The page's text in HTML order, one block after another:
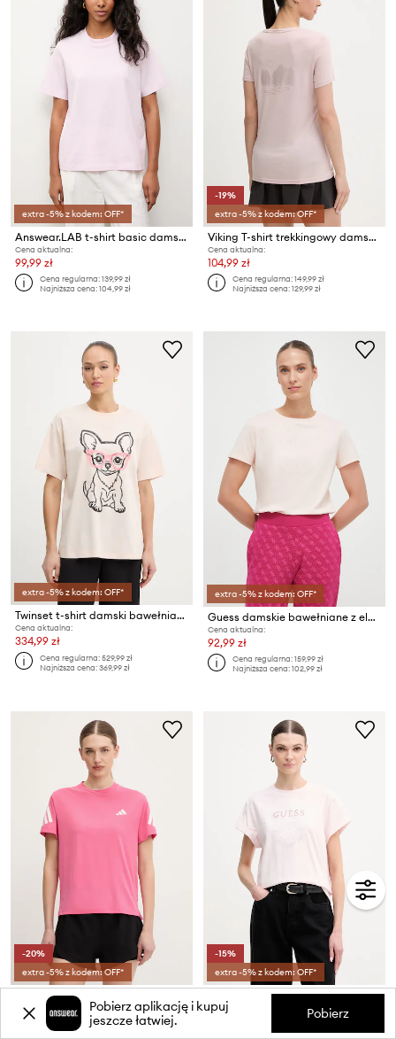
extra -5% z kodem: OFF*
Answear.LAB t-shirt basic damski bawełniany
Cena aktualna:
99,99 zł
Cena regularna:139,99 zł
Najniższa cena:104,99 zł
-19%
extra -5% z kodem: OFF*
Viking T-shirt trekkingowy damski Morain
Cena aktualna:
104,99 zł
Cena regularna:149,99 zł
Najniższa cena:129,99 zł
extra -5% z kodem: OFF*
Twinset t-shirt damski bawełniany
Cena aktualna:
334,99 zł
Cena regularna:529,99 zł
Najniższa cena:369,99 zł
extra -5% z kodem: OFF*
Guess damskie bawełniane z elastanem BRIANA
Cena aktualna:
92,99 zł
Cena regularna:159,99 zł
Najniższa cena:102,99 zł
-20%
extra -5% z kodem: OFF*
Cena aktualna:
119,99 zł
-15%
extra -5% z kodem: OFF*
Guess t-shirt bawełniany
Cena aktualna:
Pobierz aplikację i kupuj
jeszcze łatwiej.
Pobierz